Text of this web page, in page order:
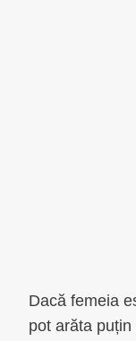
Dacă femeia
pot arăta